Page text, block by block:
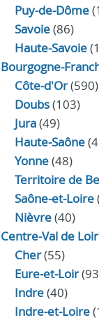
Puy-de-Dôme
Savoie(86)
Haute-Savoie
Bourgogne-
Côte-d'Or(590)
Doubs(103)
Jura(49)
Haute‑Saône
Yonne(48)
Territoire de
Saône-et-Loire
Nièvre(40)
Centre-Val de
Cher(55)
Eure‑et‑Loir
Indre(40)
Indre‑et‑Loire